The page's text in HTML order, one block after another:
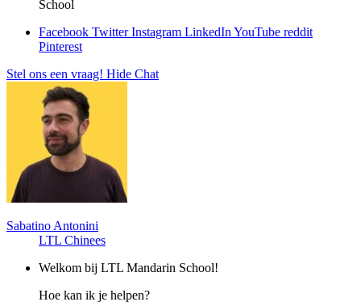
School
Facebook TwitterInstagram LinkedIn YouTube reddit
Pinterest
Stel ons een vraag! Hide Chat
Sabatino Antonini
LTL Chinees
Welkom bij LTL Mandarin School!
Hoe kan ik je helpen?